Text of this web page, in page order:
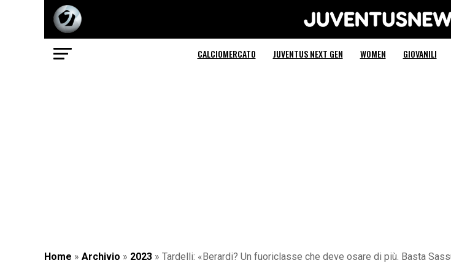
Juventus News
CALCIOMERCATO JUVENTUS NEXT GEN WOMEN GIOVANILI
Home » Archivio » 2023 » Tardelli: «Berardi? Un fuoriclasse che deve osare di più. Basta